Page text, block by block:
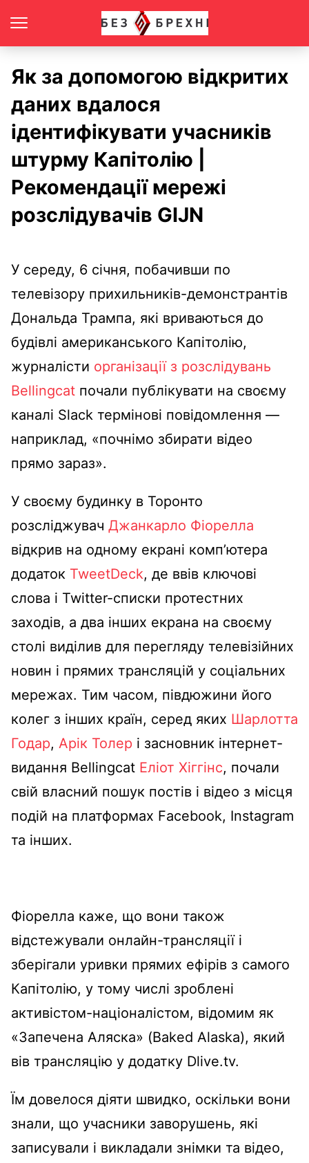
Як за допомогою відкритих
даних вдалося
ідентифікувати учасників
штурму Капітолію |
Рекомендації мережі
розслідувачів GIJN
У середу, 6 січня, побачивши по
телевізору прихильників-демонстрантів
Дональда Трампа, які вриваються до
будівлі американського Капітолію,
журналісти організації з розслідувань
Bellingcat почали публікувати на своєму
каналі Slack термінові повідомлення —
наприклад, «почнімо збирати відео
прямо зараз».
У своєму будинку в Торонто
розсліджувач Джанкарло Фіорелла
відкрив на одному екрані комп’ютера
додаток TweetDeck, де ввів ключові
слова і Twitter-списки протестних
заходів, а два інших екрана на своєму
столі виділив для перегляду телевізійних
новин і прямих трансляцій у соціальних
мережах. Тим часом, півдюжини його
колег з інших країн, серед яких Шарлотта
Годар, Арік Толер і засновник інтернет-
видання Bellingcat Еліот Хіггінс, почали
свій власний пошук постів і відео з місця
подій на платформах Facebook, Instagram
та інших.
Фіорелла каже, що вони також
відстежували онлайн-трансляції і
зберігали уривки прямих ефірів з самого
Капітолію, у тому числі зроблені
активістом-націоналістом, відомим як
«Запечена Аляска» (Baked Alaska), який
вів трансляцію у додатку Dlive.tv.
Їм довелося діяти швидко, оскільки вони
знали, що учасники заворушень, які
записували і викладали знімки та відео,